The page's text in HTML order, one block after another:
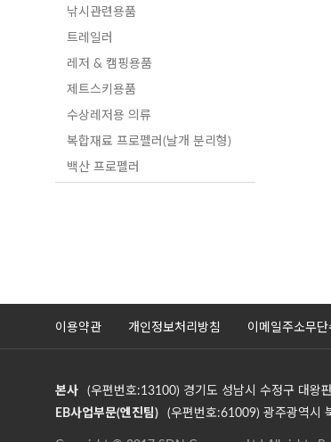
낚시관련용품
트레일러
레저 & 캠핑용품
제트스키용품
수상레저용 의류
복합재료 프로펠러(날개 분리형)
백산 프로펠러
이용약관
개인정보처리방침 이메일주소무
본사 (우편번호:13100) 경기도 성남시 수정구 대왕
EB사업부문(엔진팀)
(우편번호:61009) 광주광역시